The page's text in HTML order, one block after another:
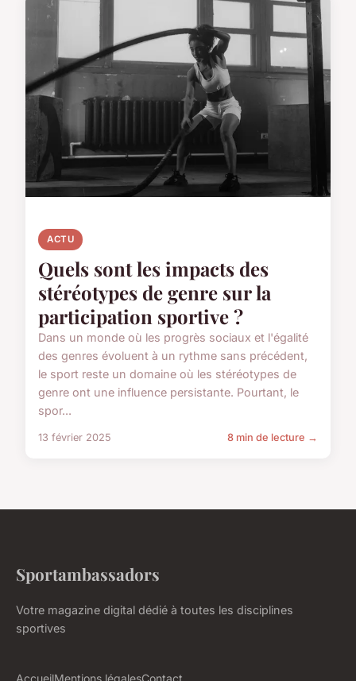
ACTU
Quels sont les impacts des
stéréotypes de genre sur la
participation sportive ?
Dans un monde où les progrès sociaux et l'égalité
des genres évoluent à un rythme sans précédent,
le sport reste un domaine où les stéréotypes de
genre ont une influence persistante. Pourtant, le
spor...
13 février 2025 8 min de lecture →
Sportambassadors
Votre magazine digital dédié à toutes les disciplines
sportives